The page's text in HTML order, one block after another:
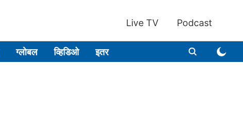
Live TV Podcast
ग्लोबल व्हिडिओ इतर